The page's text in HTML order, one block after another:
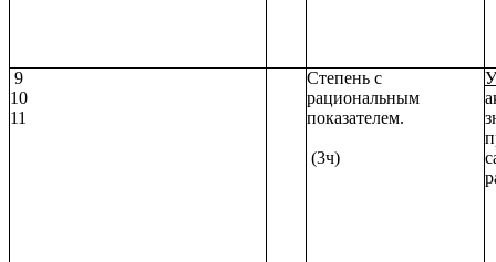
9
10
11
Степень с
рациональным
показателем.
(3ч)